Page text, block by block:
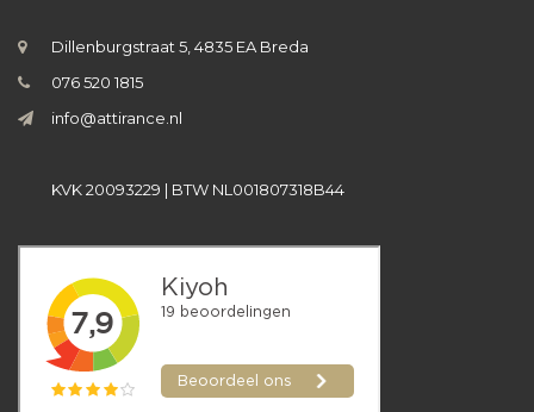
Dillenburgstraat 5, 4835 EA Breda
076 520 1815
info@attirance.nl
KVK 20093229 | BTW NL001807318B44